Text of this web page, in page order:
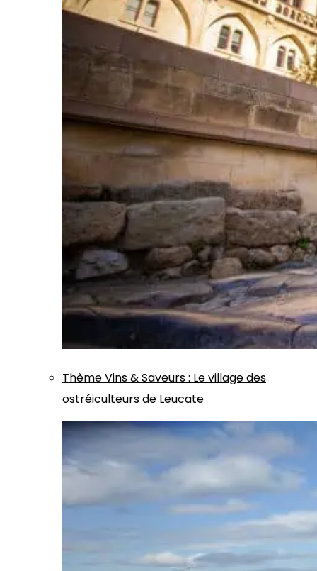
ThèmeVins & Saveurs: Le village des
ostréiculteurs de Leucate